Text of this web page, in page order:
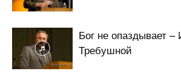
Бог не опаздывает –
Требушной